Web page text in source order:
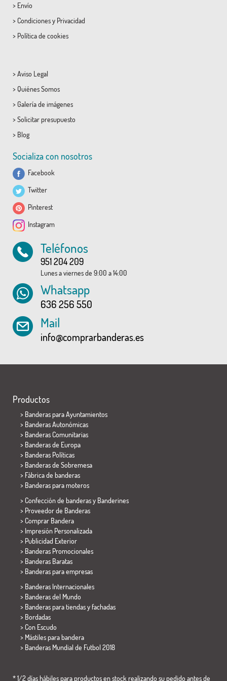
> Envío
> Condicionesy Privacidad
> Política de cookies
> Aviso Legal
> Quiénes Somos
> Galería de imágenes
> Solicitar presupuesto
> Blog
Socializa con nosotros
Facebook
Twitter
Pinterest
Instagram
Teléfonos
951 204 209
Lunes a viernes de 9:00 a 14:00
Whatsapp
636 256 550
Mail
info@comprarbanderas.es
Productos
> Banderas para Ayuntamientos
> Banderas Autonómicas
> Banderas Comunitarias
> Banderas de Europa
> Banderas Políticas
> Banderas de Sobremesa
> Fábrica de banderas
> Banderas para moteros
> Confección de banderas y Banderines
> Proveedor de Banderas
> Comprar Bandera
> Impresión Personalizada
> Publicidad Exterior
> Banderas Promocionales
> Banderas Baratas
> Banderas para empresas
> Banderas Internacionales
> Banderas del Mundo
> Banderas para tiendas y fachadas
> Bordadas
> Con Escudo
> Mástiles para bandera
> Banderas Mundial de Futbol 2018
* 1/2 días hábiles para productos en stock realizando su pedido antes de